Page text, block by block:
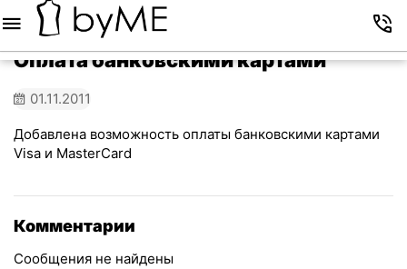
Оплата банковскими картами
01.11.2011
Добавлена возможность оплаты банковскими картами
Visa и MasterCard
Комментарии
Сообщения не найдены
Меню Корзина Контакты